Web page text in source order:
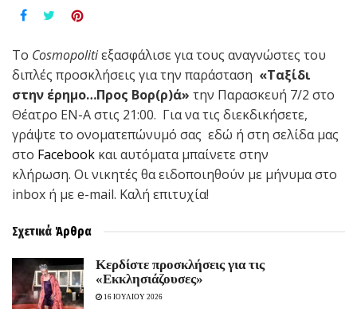
Το Cosmopolitiεξασφάλισε για τους αναγνώστες του
διπλές προσκλήσεις για την παράσταση «Ταξίδι
στην έρημο…Προς Βορ(ρ)ά» την Παρασκευή 7/2 στο
Θέατρο ΕΝ-Α στις 21:00. Για να τις διεκδικήσετε,
γράψτε το ονοματεπώνυμό σας εδώ ή στη σελίδα μας
στο Facebook και αυτόματα μπαίνετε στην
κλήρωση. Οι νικητές θα ειδοποιηθούν με μήνυμα στο
inbox ή με e-mail. Καλή επιτυχία!
Σχετικά Άρθρα
Kερδίστε προσκλήσεις για τις
«Εκκλησιάζουσες»
16 ΙΟΥΛΙΟΥ 2026